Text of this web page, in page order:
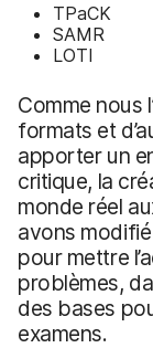
TPaCK
SAMR
LOTI
Comme nous
formats et
apporter un
critique, la
monde réel
avons
pour mettre
problèmes,
des bases
examens.